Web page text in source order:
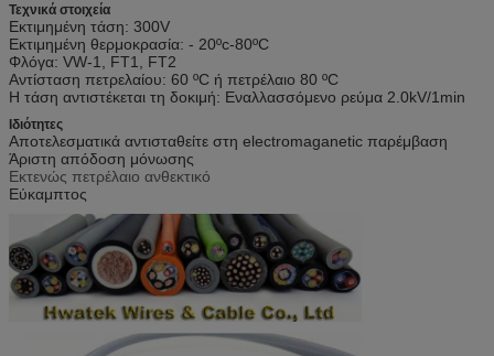
Τεχνικά στοιχεία
Εκτιμημένη τάση: 300V
Εκτιμημένη θερμοκρασία: - 20ºc-80ºC
Φλόγα: VW-1, FT1, FT2
Αντίσταση πετρελαίου: 60 ºC ή πετρέλαιο 80 ºC
Η τάση αντιστέκεται τη δοκιμή: Εναλλασσόμενο ρεύμα 2.0kV/1min
Ιδιότητες
Αποτελεσματικά αντισταθείτε στη electromaganetic παρέμβαση
Άριστη απόδοση μόνωσης
Εκτενώς πετρέλαιο ανθεκτικό
Εύκαμπτος